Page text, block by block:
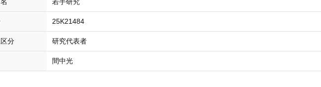
若手研究
25K21484
分 研究代表者
間中光